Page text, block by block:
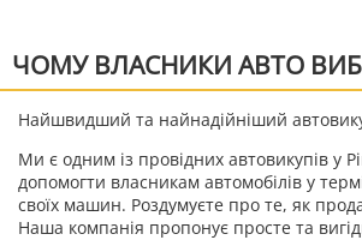
ЧОМУ ВЛАСНИКИ АВТО
Найшвидший та найнадійніший
Ми є одним із провідних автовикупів у
допомогти власникам автомобілів у
своїх машин. Роздумуєте про те, як
Наша компанія пропонує просте та